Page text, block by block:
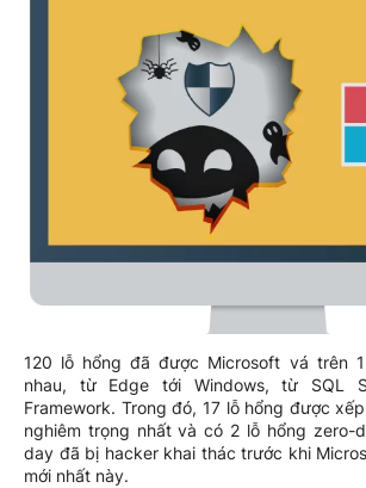
120 lỗ hổng đã được Microsoft vá trên
nhau, từ Edge tới Windows, từ SQL
Framework. Trong đó, 17 lỗ hổng được
nghiêm trọng nhất và có 2 lỗ hổng zero-
day đã bị hacker khai thác trước khi
mới nhất này.